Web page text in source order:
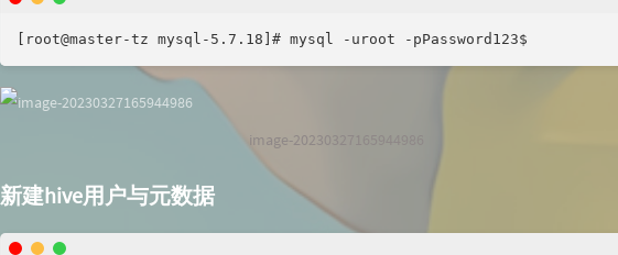
[root@master-tz mysql-5.7.18]# mysql -uroot -pPassword123$
image-20230327165944986
新建hive用户与元数据